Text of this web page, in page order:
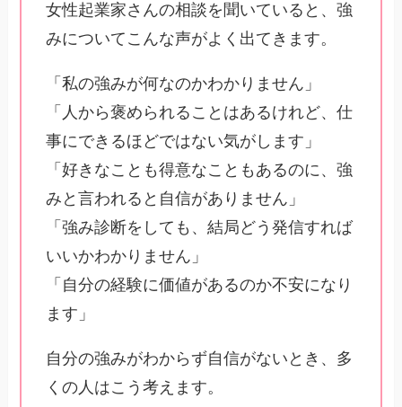
女性起業家さんの相談を聞いていると、強
みについてこんな声がよく出てきます。
「私の強みが何なのかわかりません」
「人から褒められることはあるけれど、仕
事にできるほどではない気がします」
「好きなことも得意なこともあるのに、強
みと言われると自信がありません」
「強み診断をしても、結局どう発信すれば
いいかわかりません」
「自分の経験に価値があるのか不安になり
ます」
自分の強みがわからず自信がないとき、多
くの人はこう考えます。